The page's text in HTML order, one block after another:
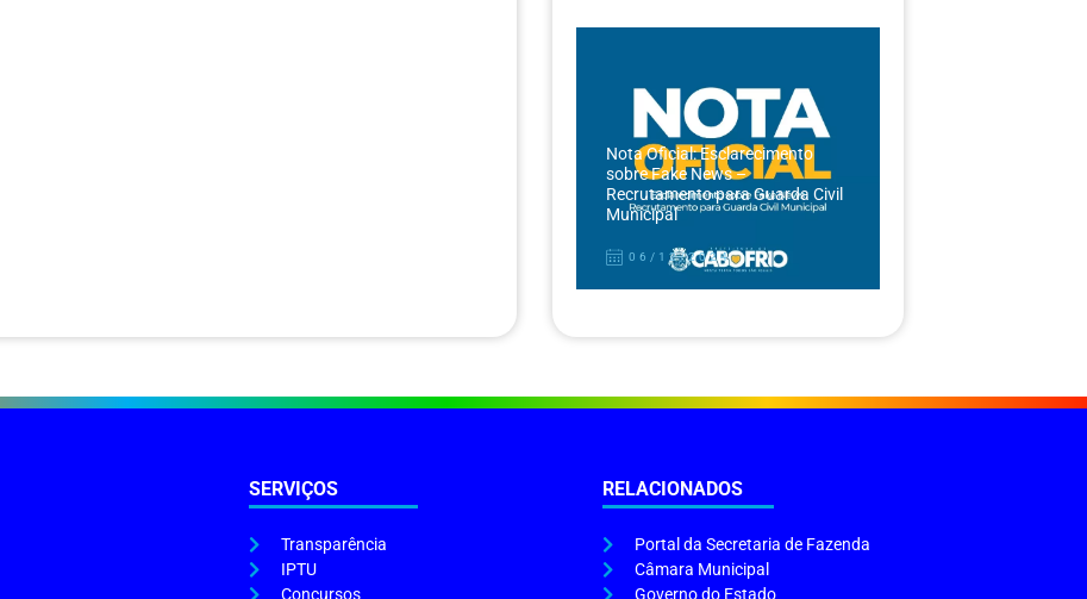
Nota Oficial: Esclarecimento
sobre Fake News –
Recrutamento para Guarda Civil
Municipal
06/12/2024
SERVIÇOS
Transparência
IPTU
Concursos
RELACIONADOS
Portal da Secretaria de Fazenda
Câmara Municipal
Governo do Estado